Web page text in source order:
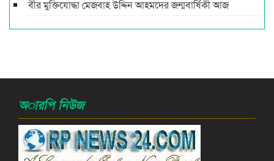
বীর মুক্তিযোদ্ধা মেজবাহ উদ্দিন আহমদের জন্মবার্ষিকী আজ
অারপি নিউজ